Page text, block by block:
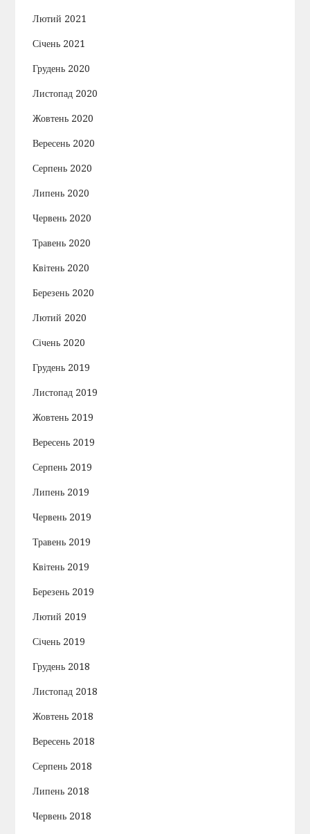
Лютий 2021
Січень 2021
Грудень 2020
Листопад 2020
Жовтень 2020
Вересень 2020
Серпень 2020
Липень 2020
Червень 2020
Травень 2020
Квітень 2020
Березень 2020
Лютий 2020
Січень 2020
Грудень 2019
Листопад 2019
Жовтень 2019
Вересень 2019
Серпень 2019
Липень 2019
Червень 2019
Травень 2019
Квітень 2019
Березень 2019
Лютий 2019
Січень 2019
Грудень 2018
Листопад 2018
Жовтень 2018
Вересень 2018
Серпень 2018
Липень 2018
Червень 2018